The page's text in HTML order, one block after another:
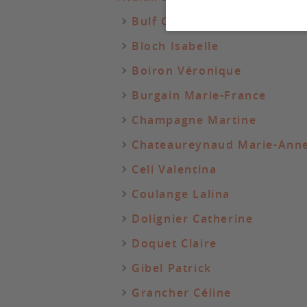
Bulf Caroline
Bloch Isabelle
Boiron Véronique
Burgain Marie-France
Champagne Martine
Chateaureynaud Marie-
Celi Valentina
Coulange Lalina
Dolignier Catherine
Doquet Claire
Gibel Patrick
Grancher Céline